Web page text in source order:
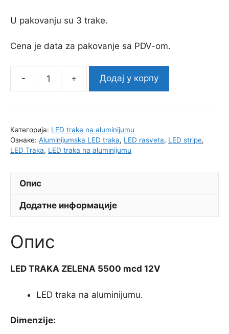
U pakovanju su 3 trake.
Cena je data za pakovanje sa PDV-om.
LED
ZELENA
mcd
12V
od
po
Додај у корпу
Категорија: LED trake na aluminijumu
Ознаке: Aluminijumska LED traka, LED rasveta, LED stripe,
LED Traka, LED traka na aluminijumu
Опис
Додатне информације
Опис
LED TRAKA ZELENA 5500 mcd 12V
LED traka na aluminijumu.
Dimenzije: